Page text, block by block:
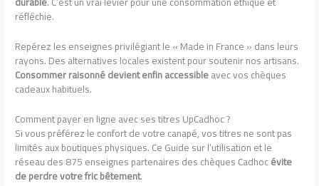
réfléchie.
Repérez les enseignes privilégiant le « Made in France » dans leurs
rayons. Des alternatives locales existent pour soutenir nos artisans.
Consommer raisonné devient enfin accessibleavec vos chèques
cadeaux habituels.
Comment payer en ligne avec ses titres UpCadhoc ?
Si vous préférez le confort de votre canapé, vos titres ne sont pas
limités aux boutiques physiques. Ce Guide sur l’utilisation et le
réseau des 875 enseignes partenaires des chèques Cadhocévite
de perdre votre fric bêtement.